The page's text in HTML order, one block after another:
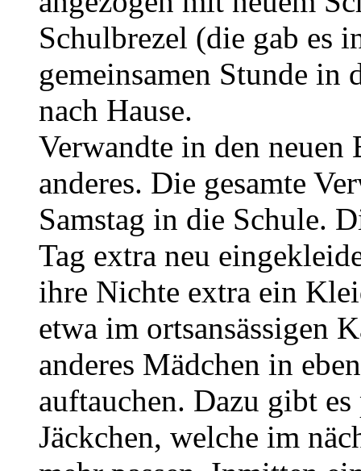
Schulbrezel (die gab es
gemeinsamen Stunde in
nach Hause.
Verwandte in den neuen
anderes. Die gesamte
Samstag in die Schule.
Tag extra neu
ihre Nichte extra ein
etwa im ortsansässigen
anderes Mädchen in
auftauchen. Dazu gibt
Jäckchen, welche im